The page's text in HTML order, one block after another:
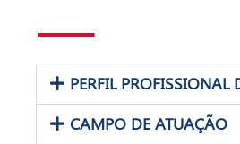
PERFIL PROFISSIONAL
CAMPO DE ATUAÇÃO